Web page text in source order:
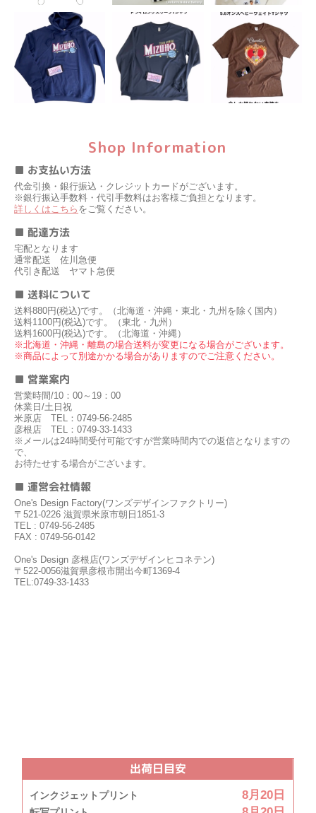
Shop Information
■ お支払い方法
代金引換・銀行振込・クレジットカードがございます。
※銀行振込手数料・代引手数料はお客様ご負担となります。
詳しくはこちら をご覧ください。
■ 配達方法
宅配となります
通常配送 佐川急便
代引き配送 ヤマト急便
■ 送料について
送料880円(税込)です。（北海道・沖縄・東北・九州を除く国内）
送料1100円(税込)です。（東北・九州）
送料1600円(税込)です。（北海道・沖縄）
※北海道・沖縄・離島の場合送料が変更になる場合がございます。
※商品によって別途かかる場合がありますのでご注意ください。
■ 営業案内
営業時間/10：00～19：00
休業日/土日祝
米原店 TEL：0749-56-2485
彦根店 TEL：0749-33-1433
※メールは24時間受付可能ですが営業時間内での返信となりますの
で、
お待たせする場合がございます。
■ 運営会社情報
One's Design Factory(ワンズデザインファクトリー)
〒521-0226 滋賀県米原市朝日1851-3
TEL : 0749-56-2485
FAX : 0749-56-0142
One's Design 彦根店(ワンズデザインヒコネテン)
〒522-0056滋賀県彦根市開出今町1369-4
TEL:0749-33-1433
出荷日目安
インクジェットプリント 8月20日